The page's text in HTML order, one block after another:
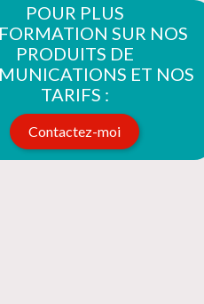
POUR PLUS
SUR NOS
PRODUITS DE
ET NOS
TARIFS :
Contactez-moi